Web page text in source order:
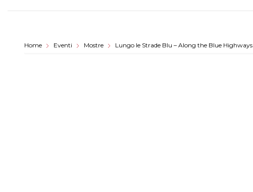
Home Eventi Mostre Lungo le Strade Blu – Along the Blue Highways